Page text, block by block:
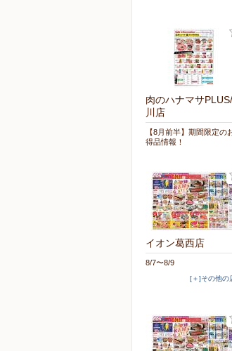
肉のハナマサ
川店
【8月前半】期間限定の
得品情報！
イオン葛西店
8/7〜8/9
[＋]その他の